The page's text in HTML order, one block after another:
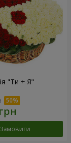
"Ти + Я"
Замовити